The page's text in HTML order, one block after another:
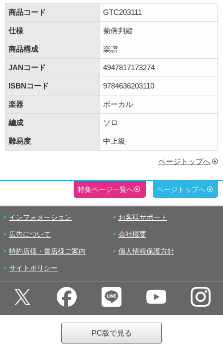
商品コード
GTC203111
仕様 菊倍判縦
商品構成 楽譜
JANコード 4947817173274
ISBNコード 9784636203110
楽器 ボーカル
編成 ソロ
難易度 中上級
ページトップへ
特集ページ一覧へ ページトップへ
インフォメーション お客様サポート
広告について 会社概要
特約店様・書店様ご案内 個人情報保護方針
サイトポリシー
PC版で見る